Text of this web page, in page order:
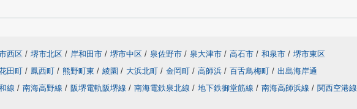
西区 / 堺市北区 / 岸和田市 / 堺市中区 / 泉佐野市 / 泉大津市 / 高石市 / 和泉市 / 堺市東区
田町 / 鳳西町 / 熊野町東 / 綾園 / 大浜北町 / 金岡町 / 高師浜 / 百舌鳥梅町 / 出島海岸通
線 / 南海高野線 / 阪堺電軌阪堺線 / 南海電鉄泉北線 / 地下鉄御堂筋線 / 南海高師浜線 / 関西空港線